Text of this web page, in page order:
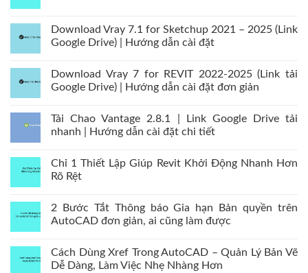
Download Vray 7.1 for Sketchup 2021 – 2025 (Link
Google Drive) | Hướng dẫn cài đặt
Download Vray 7 for REVIT 2022-2025 (Link tải
Google Drive) | Hướng dẫn cài đặt đơn giản
Tải Chao Vantage 2.8.1 | Link Google Drive tải
nhanh | Hướng dẫn cài đặt chi tiết
Chỉ 1 Thiết Lập Giúp Revit Khởi Động Nhanh Hơn
Rõ Rệt
2 Bước Tắt Thông báo Gia hạn Bản quyền trên
AutoCAD đơn giản, ai cũng làm được
Cách Dùng Xref Trong AutoCAD – Quản Lý Bản Vẽ
Dễ Dàng, Làm Việc Nhẹ Nhàng Hơn